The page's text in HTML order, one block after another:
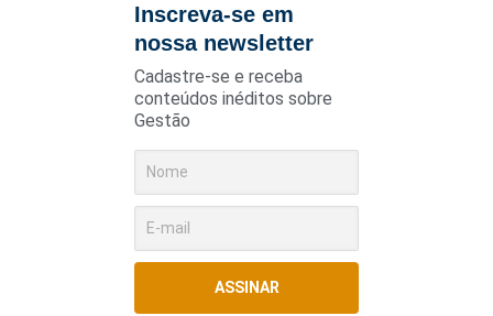
Inscreva-se em
nossa newsletter
Cadastre-se e receba
conteúdos inéditos sobre
Gestão
ASSINAR